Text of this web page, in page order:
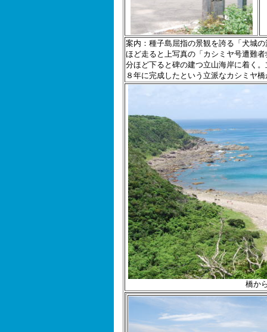
案内：種子島屈指の景観を誇る「犬城
ほど走ると上写真の「カシミヤ号遭難
分ほど下ると碑の建つ立山海岸に着く
８年に完成したという立派なカシミヤ
橋か